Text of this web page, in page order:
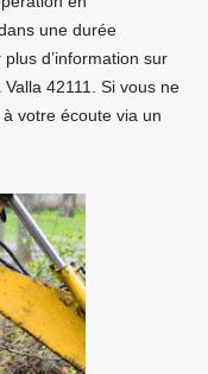
une durée
d’information sur
42111. Si vous ne
votre écoute via un